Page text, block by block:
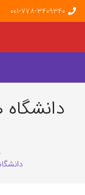
001-778-3409340
دانشگاه